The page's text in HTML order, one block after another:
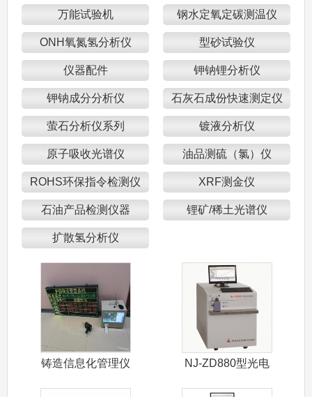
万能试验机 钢水定氧定碳测温仪
ONH氧氮氢分析仪 型砂试验仪
仪器配件 钾钠锂分析仪
钾钠成分分析仪 石灰石成份快速测定仪
萤石分析仪系列 镀液分析仪
原子吸收光谱仪 油品测硫（氯）仪
ROHS环保指令检测仪 XRF测金仪
石油产品检测仪器 锂矿/稀土光谱仪
扩散氢分析仪
铸造信息化管理仪
NJ-ZD880型光电